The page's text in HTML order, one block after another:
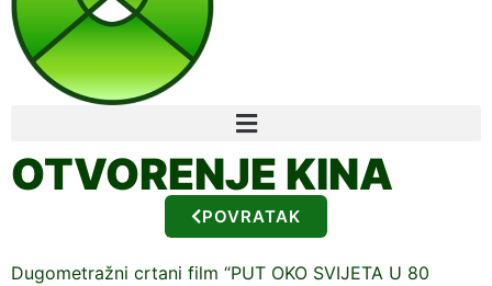
OTVORENJE KINA
POVRATAK
Dugometražni crtani film “PUT OKO SVIJETA U 80